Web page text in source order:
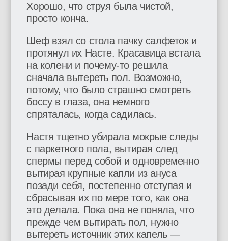
Хорошо, что струя была чистой,
просто конча.
Шеф взял со стола пачку салфеток и
протянул их Насте. Красавица встала
на колени и почему-то решила
сначала вытереть пол. Возможно,
потому, что было страшно смотреть
боссу в глаза, она немного
спряталась, когда садилась.
Настя тщетно убирала мокрые следы
с паркетного пола, вытирая след
спермы перед собой и одновременно
вытирая крупные капли из ануса
позади себя, постепенно отступая и
сбрасывая их по мере того, как она
это делала. Пока она не поняла, что
прежде чем вытирать пол, нужно
вытереть источник этих капель —